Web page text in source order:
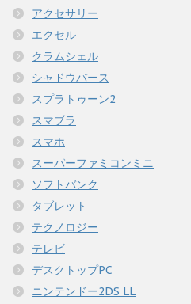
アクセサリー
エクセル
クラムシェル
シャドウバース
スプラトゥーン2
スマブラ
スマホ
スーパーファミコンミニ
ソフトバンク
タブレット
テクノロジー
テレビ
デスクトップPC
ニンテンドー2DS LL